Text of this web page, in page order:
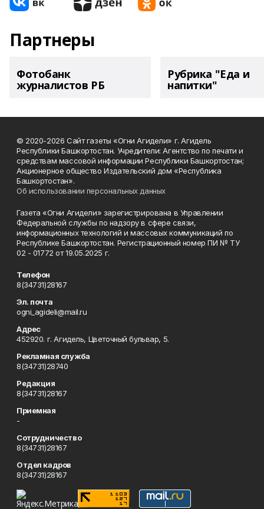
Партнеры
Фотобанк
журналистов РБ
Рубрика "Еда и
напитки"
© 2020-2026 Сайт газеты «Огни Агидели» г. Агидель
Республики Башкортостан. Учредители: Агентство по печати и
средствам массовой информации Республики Башкортостан;
Акционерное общество Издательский дом «Республика
Башкортостан».
Об использовании персональных данных
Газета «Огни Агидели» зарегистрирована в Управлении
Федеральной службы по надзору в сфере связи,
информационных технологий и массовых коммуникаций по
Республике Башкортостан. Регистрационный номер ПИ № ТУ
02 - 01772 от 19.05.2025 г.
Телефон
8(34731)28167
Эл. почта
ogni_agideli@mail.ru
Адрес
452920. г. Агидель, Цветочный бульвар, 5.
Рекламная служба
8(34731)28740
Редакция
8(34731)28167
Приемная
-
Сотрудничество
8(34731)28167
Отдел кадров
8(34731)28167